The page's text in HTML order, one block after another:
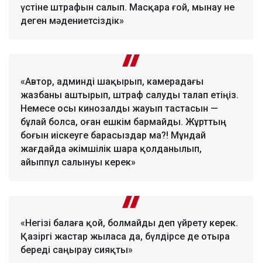
үстіне штрафын салып. Масқара ғой, мынау не
деген мәдениетсіздік»
«Автор, админді шақырып, камерадағы
жазбаны аштырып, штраф салуды талап етіңіз.
Немесе осы кинозалды жауып тастасын —
бұлай болса, оған ешкім бармайды. Жұрттың
боғын иіскеуге барасыздар ма?! Мұндай
жағдайда әкімшілік шара қолданылып,
айыппұл салынуы керек»
«Негізі балаға қой, болмайды деп үйрету керек.
Қазіргі жастар жыласа да, бүлдірсе де отыра
береді саңырау сияқты»